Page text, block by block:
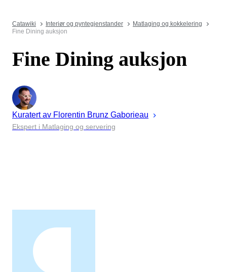
Catawiki Interiør og pyntegjenstander
Matlaging og kokkelering
Fine Dining auksjon
Fine Dining auksjon
Kuratert av Florentin Brunz Gaborieau
Ekspert i Matlaging og servering